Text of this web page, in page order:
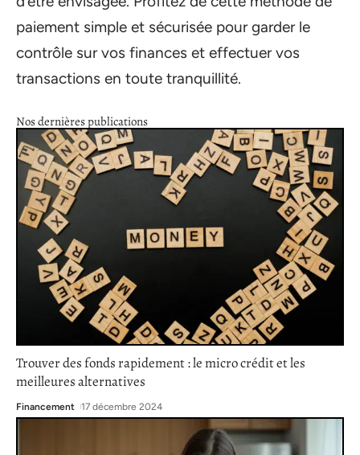
paiement simple et sécurisée pour garder le
contrôle sur vos finances et effectuer vos
transactions en toute tranquillité.
Nos dernières publications
Trouver des fonds rapidement : le micro crédit et les
meilleures alternatives
Financement 17 décembre 2024